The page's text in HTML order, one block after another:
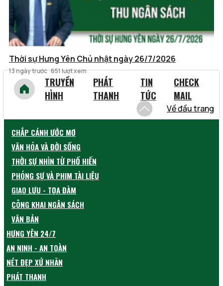
Thời sự Hưng Yên Chủ nhật ngày 26/7/2026
13 ngày trước 651 lượt xem
TRUYỀN
HÌNH
PHÁT
THANH
TIN
TỨC
CHECK
MAIL
Về đầu trang
CHẮP CÁNH ƯỚC MƠ
VĂN HÓA VÀ ĐỜI SỐNG
THỜI SỰ NHÌN TỪ PHỐ HIẾN
PHÓNG SỰ VÀ PHIM TÀI LIỆU
GIAO LƯU - TỌA ĐÀM
CÔNG KHAI NGÂN SÁCH
VĂN BẢN
HƯNG YÊN 24/7
AN NINH - AN TOÀN
NÉT ĐẸP XỨ NHÃN
PHÁT THANH